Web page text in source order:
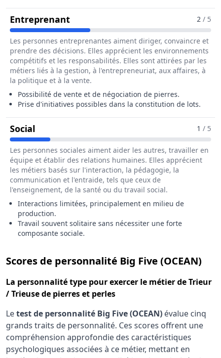
EntreprenantPour Le Métier De Trieur / Trieuse
2 / 5
Les personnes entreprenantes aiment diriger, convaincre et
prendre des décisions. Elles apprécient les environnements
compétitifs et les responsabilités. Elles sont attirées par les
métiers liés à la gestion, à l'entrepreneuriat, aux affaires, à
la politique et à la vente.
Possibilité de vente et de négociation de pierres.
Prise d'initiatives possibles dans la constitution de lots.
SocialPour Le Métier De Trieur / Trieuse De1 / 5
Les personnes sociales aiment aider les autres, travailler en
équipe et établir des relations humaines. Elles apprécient
les métiers basés sur l'interaction, la pédagogie, la
communication et l'entraide, tels que ceux de
l'enseignement, de la santé ou du travail social.
Interactions limitées, principalement en milieu de
production.
Travail souvent solitaire sans nécessiter une forte
composante sociale.
Scores de personnalité Big Five (OCEAN)
La personnalité type pour exercer le métier de Trieur
/ Trieuse de pierres et perles
Letest de personnalité Big Five (OCEAN) évalue cinq
grands traits de personnalité. Ces scores offrent une
compréhension approfondie des caractéristiques
psychologiques associées à ce métier, mettant en